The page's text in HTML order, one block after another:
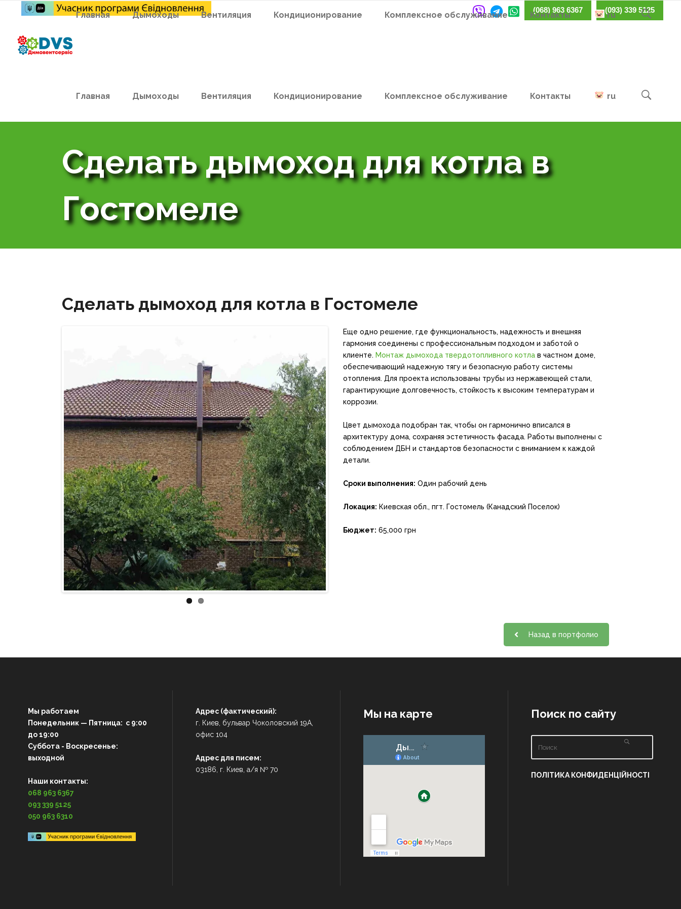
(068) 963 6367 (093) 339 5125
Главная Дымоходы Вентиляция Кондиционирование Комплексное обслуживание Контакты ru
Главная Дымоходы Вентиляция Кондиционирование Комплексное обслуживание Контакты ru
Сделать дымоход для котла в
Гостомеле
Сделать дымоход для котла в Гостомеле
Еще одно решение, где функциональность, надежность и внешняя
гармония соединены с профессиональным подходом и заботой о
клиенте. Монтаж дымохода твердотопливного котла в частном доме,
обеспечивающий надежную тягу и безопасную работу системы
отопления. Для проекта использованы трубы из нержавеющей стали,
гарантирующие долговечность, стойкость к высоким температурам и
коррозии.
Цвет дымохода подобран так, чтобы он гармонично вписался в
архитектуру дома, сохраняя эстетичность фасада. Работы выполнены с
соблюдением ДБН и стандартов безопасности с вниманием к каждой
детали.
Сроки выполнения: Один рабочий день
Локация: Киевская обл., пгт. Гостомель (Канадский Поселок)
Бюджет: 65,000 грн
Назад в портфолио
Мы работаем
Понедельник — Пятница: с 9:00
до 19:00
Суббота - Воскресенье:
выходной
Наши контакты:
068 963 6367
093 339 5125
050 963 6310
Адрес (фактический):
г. Киев, бульвар Чоколовский 19А,
офис 104
Адрес для писем:
03186, г. Киев, а/я № 70
Мы на карте Поиск по сайту
ПОЛІТИКА КОНФИДЕНЦІЙНОСТІ